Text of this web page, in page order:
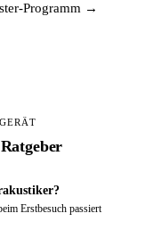
Programm →
Erstbesuch passiert